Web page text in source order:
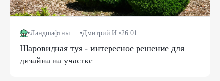
• Ландшафтный дизайн •Дмитрий И.•26.01
Шаровидная туя - интересное решение для
дизайна на участке